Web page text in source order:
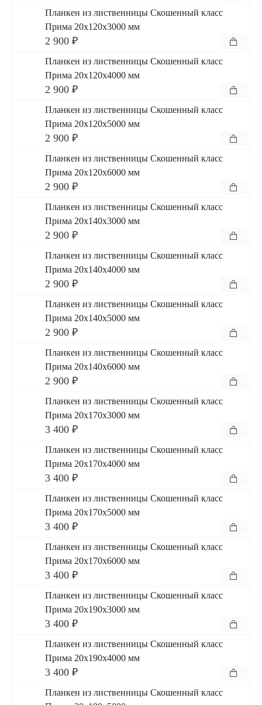
Планкен из лиственницы Скошенный класс
Прима 20x120x3000 мм
2 900 ₽
Планкен из лиственницы Скошенный класс
Прима 20x120x4000 мм
2 900 ₽
Планкен из лиственницы Скошенный класс
Прима 20x120x5000 мм
2 900 ₽
Планкен из лиственницы Скошенный класс
Прима 20x120x6000 мм
2 900 ₽
Планкен из лиственницы Скошенный класс
Прима 20x140x3000 мм
2 900 ₽
Планкен из лиственницы Скошенный класс
Прима 20x140x4000 мм
2 900 ₽
Планкен из лиственницы Скошенный класс
Прима 20x140x5000 мм
2 900 ₽
Планкен из лиственницы Скошенный класс
Прима 20x140x6000 мм
2 900 ₽
Планкен из лиственницы Скошенный класс
Прима 20x170x3000 мм
3 400 ₽
Планкен из лиственницы Скошенный класс
Прима 20x170x4000 мм
3 400 ₽
Планкен из лиственницы Скошенный класс
Прима 20x170x5000 мм
3 400 ₽
Планкен из лиственницы Скошенный класс
Прима 20x170x6000 мм
3 400 ₽
Планкен из лиственницы Скошенный класс
Прима 20x190x3000 мм
3 400 ₽
Планкен из лиственницы Скошенный класс
Прима 20x190x4000 мм
3 400 ₽
Планкен из лиственницы Скошенный класс